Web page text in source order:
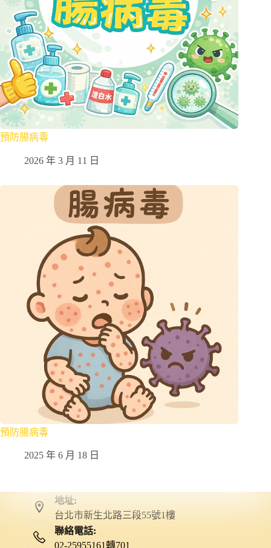
預防腸病毒
2026 年 3 月 11 日
預防腸病毒
2025 年 6 月 18 日
地址:
台北市新生北路三段55號1樓
聯絡電話:
02-25955161轉701